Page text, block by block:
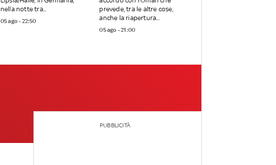
nella notte tra...
05 ago - 22:50
prevede, tra le altre cose,
anche la riapertura...
05 ago - 21:00
PUBBLICITÀ